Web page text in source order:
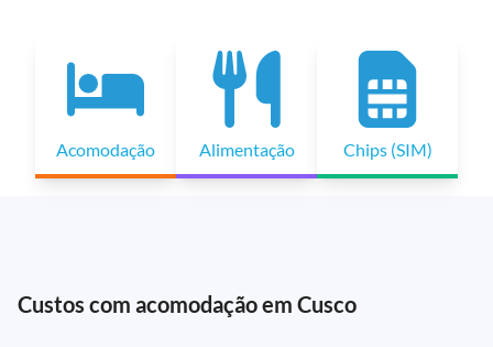
Acomodação Alimentação Chips (SIM)
Custos com acomodação em Cusco